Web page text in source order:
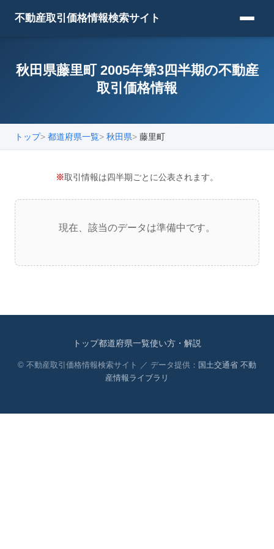
不動産取引価格情報検索サイト
秋田県藤里町 2005年第3四半期の不動産
取引価格情報
トップ 都道府県一覧 秋田県 藤里町
※取引情報は四半期ごとに公表されます。
現在、該当のデータは準備中です。
トップ都道府県一覧使い方・解説
© 不動産取引価格情報検索サイト ／ データ提供： 国土交通省 不動
産情報ライブラリ